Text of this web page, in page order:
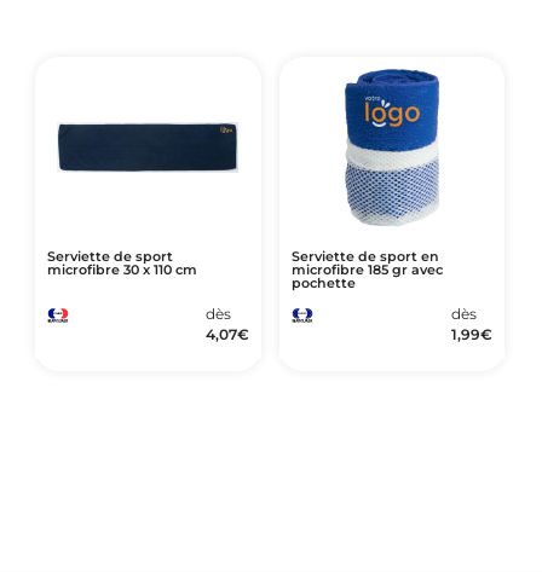
Serviette de sport
microfibre 30 x 110 cm
dès
4,07€
Serviette de sport en
microfibre 185 gr avec
pochette
dès
1,99€